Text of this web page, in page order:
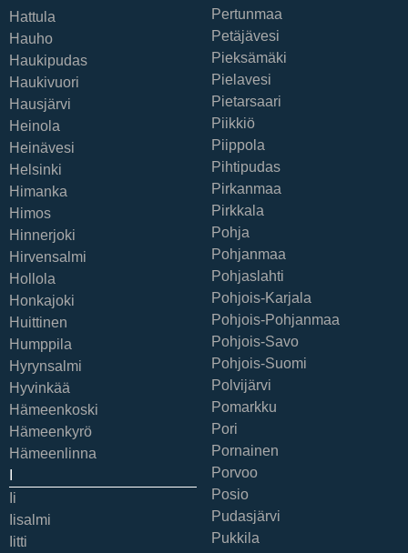
Hattula
Hauho
Haukipudas
Haukivuori
Hausjärvi
Heinola
Heinävesi
Helsinki
Himanka
Himos
Hinnerjoki
Hirvensalmi
Hollola
Honkajoki
Huittinen
Humppila
Hyrynsalmi
Hyvinkää
Hämeenkoski
Hämeenkyrö
Hämeenlinna
Ii
Iisalmi
Iitti
Pertunmaa
Petäjävesi
Pieksämäki
Pielavesi
Pietarsaari
Piikkiö
Piippola
Pihtipudas
Pirkanmaa
Pirkkala
Pohja
Pohjanmaa
Pohjaslahti
Pohjois-Karjala
Pohjois-Pohjanmaa
Pohjois-Savo
Pohjois-Suomi
Polvijärvi
Pomarkku
Pori
Pornainen
Porvoo
Posio
Pudasjärvi
Pukkila